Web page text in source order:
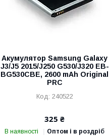
Акумулятор Samsung Galaxy
J3/J5 2015/J250 G530/J320 EB-
BG530CBE, 2600 mAh Original
PRC
240522
325 ₴
В наявності Оптом і в роздріб